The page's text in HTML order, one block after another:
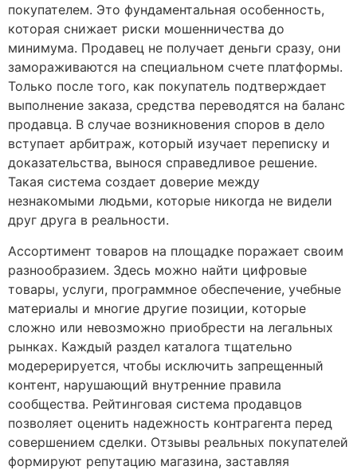
покупателем. Это фундаментальная особенность,
которая снижает риски мошенничества до
минимума. Продавец не получает деньги сразу, они
замораживаются на специальном счете платформы.
Только после того, как покупатель подтверждает
выполнение заказа, средства переводятся на баланс
продавца. В случае возникновения споров в дело
вступает арбитраж, который изучает переписку и
доказательства, вынося справедливое решение.
Такая система создает доверие между
незнакомыми людьми, которые никогда не видели
друг друга в реальности.
Ассортимент товаров на площадке поражает своим
разнообразием. Здесь можно найти цифровые
товары, услуги, программное обеспечение, учебные
материалы и многие другие позиции, которые
сложно или невозможно приобрести на легальных
рынках. Каждый раздел каталога тщательно
модерерируется, чтобы исключить запрещенный
контент, нарушающий внутренние правила
сообщества. Рейтинговая система продавцов
позволяет оценить надежность контрагента перед
совершением сделки. Отзывы реальных покупателей
формируют репутацию магазина, заставляя